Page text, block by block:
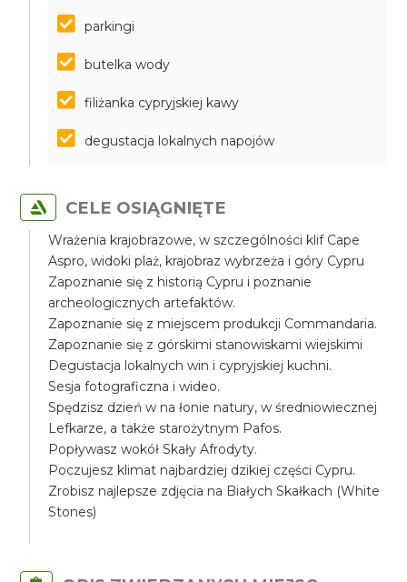
parkingi
butelka wody
filiżanka cypryjskiej kawy
degustacja lokalnych napojów
CELE OSIĄGNIĘTE
Wrażenia krajobrazowe, w szczególności klif Cape
Aspro, widoki plaż, krajobraz wybrzeża i góry Cypru
Zapoznanie się z historią Cypru i poznanie
archeologicznych artefaktów.
Zapoznanie się z miejscem produkcji Commandaria.
Zapoznanie się z górskimi stanowiskami wiejskimi
Degustacja lokalnych win i cypryjskiej kuchni.
Sesja fotograficzna i wideo.
Spędzisz dzień w na łonie natury, w średniowiecznej
Lefkarze, a także starożytnym Pafos.
Popływasz wokół Skały Afrodyty.
Poczujesz klimat najbardziej dzikiej części Cypru.
Zrobisz najlepsze zdjęcia na Białych Skałkach (White
Stones)